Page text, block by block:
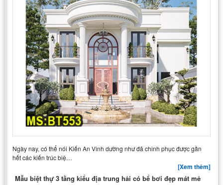
Ngày nay, có thể nói Kiến An Vinh dường như đã chinh phục được gần
hết các kiến trúc biệ…
[Xem thêm]
Mẫu biệt thự 3 tầng kiểu địa trung hải có bể bơi đẹp mát mẻ